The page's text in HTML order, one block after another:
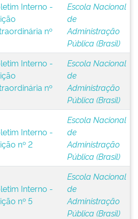
Interno -
nº
Escola Nacional
de
Administração
Pública (Brasil)
Interno -
nº
Escola Nacional
de
Administração
Pública (Brasil)
Interno -
nº 2
Escola Nacional
de
Administração
Pública (Brasil)
Interno -
nº 5
Escola Nacional
de
Administração
Pública (Brasil)